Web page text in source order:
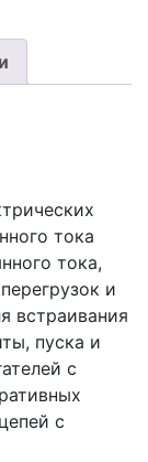
тока
тока,
и
встраивания
пуска и
с
с